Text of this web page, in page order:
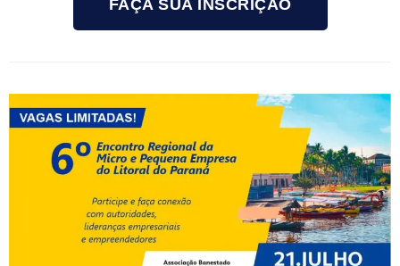
FAÇA SUA INSCRIÇÃO